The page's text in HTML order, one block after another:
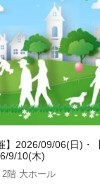
】2026/09/06(日)・
9/10(木)
階 大ホール